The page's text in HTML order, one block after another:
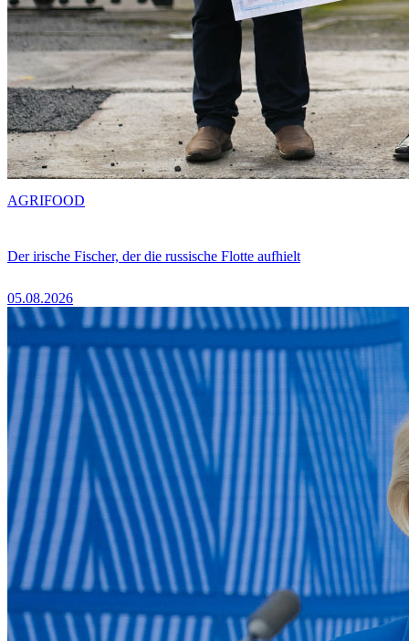
Der irische Fischer, der die russische Flotte aufhielt
05.08.2026
AGRIFOOD